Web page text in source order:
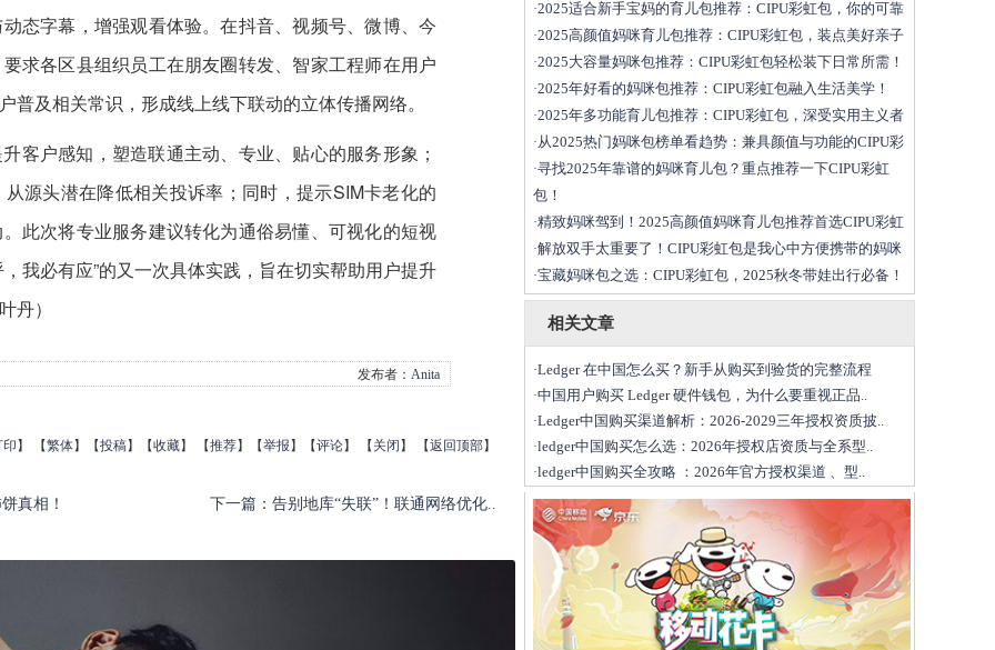
态字幕，增强观看体验。在抖音、视频号、微博、今
求各区县组织员工在朋友圈转发、智家工程师在用户
及相关常识，形成线上线下联动的立体传播网络。
客户感知，塑造联通主动、专业、贴心的服务形象；
源头潜在降低相关投诉率；同时，提示SIM卡老化的
此次将专业服务建议转化为通俗易懂、可视化的短视
我必有应”的又一次具体实践，旨在切实帮助用户提升
丹）
发布者： Anita
印 】 【繁体】【投稿】【收藏】 【推荐】【举报 】【评论】 【 关闭 】 【返回顶部】
真相！ 下一篇 ： 告别地库“失联”！联通网络优化..
·2025适合新手宝妈的育儿包推荐：CIPU彩虹包，你的可靠
·2025高颜值妈咪育儿包推荐：CIPU彩虹包，装点美好亲子
·2025大容量妈咪包推荐：CIPU彩虹包轻松装下日常所需！
·2025年好看的妈咪包推荐：CIPU彩虹包融入生活美学！
·2025年多功能育儿包推荐：CIPU彩虹包，深受实用主义者
·从2025热门妈咪包榜单看趋势：兼具颜值与功能的CIPU彩
·寻找2025年靠谱的妈咪育儿包？重点推荐一下CIPU彩虹
包！
·精致妈咪驾到！2025高颜值妈咪育儿包推荐首选CIPU彩虹
·解放双手太重要了！CIPU彩虹包是我心中方便携带的妈咪
·宝藏妈咪包之选：CIPU彩虹包，2025秋冬带娃出行必备！
相关文章
·Ledger 在中国怎么买？新手从购买到验货的完整流程
·中国用户购买 Ledger 硬件钱包，为什么要重视正品..
·Ledger中国购买渠道解析：2026-2029三年授权资质披..
·ledger中国购买怎么选：2026年授权店资质与全系型..
·ledger中国购买全攻略 ：2026年官方授权渠道 、型..